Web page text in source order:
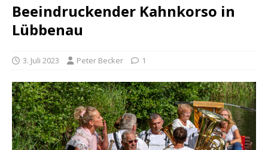
Beeindruckender Kahnkorso in
Lübbenau
3. Juli 2023 Peter Becker 1